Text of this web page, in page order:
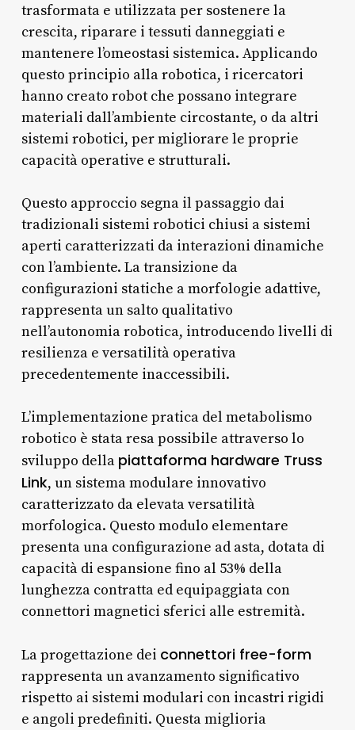
trasformata e utilizzata per sostenere la
crescita, riparare i tessuti danneggiati e
mantenere l’omeostasi sistemica. Applicando
questo principio alla robotica, i ricercatori
hanno creato robot che possano integrare
materiali dall’ambiente circostante, o da altri
sistemi robotici, per migliorare le proprie
capacità operative e strutturali.
Questo approccio segna il passaggio dai
tradizionali sistemi robotici chiusi a sistemi
aperti caratterizzati da interazioni dinamiche
con l’ambiente. La transizione da
configurazioni statiche a morfologie adattive,
rappresenta un salto qualitativo
nell’autonomia robotica, introducendo livelli di
resilienza e versatilità operativa
precedentemente inaccessibili.
L’implementazione pratica del metabolismo
robotico è stata resa possibile attraverso lo
sviluppo della piattaforma hardware Truss
Link, un sistema modulare innovativo
caratterizzato da elevata versatilità
morfologica. Questo modulo elementare
presenta una configurazione ad asta, dotata di
capacità di espansione fino al 53% della
lunghezza contratta ed equipaggiata con
connettori magnetici sferici alle estremità.
La progettazione dei connettori free-form
rappresenta un avanzamento significativo
rispetto ai sistemi modulari con incastri rigidi
e angoli predefiniti. Questa miglioria